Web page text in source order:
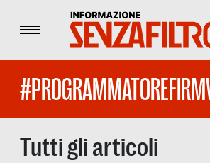
Menu
Tutti gli articoli